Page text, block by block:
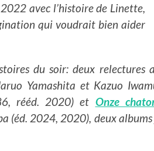
avec l’histoire de Linette,
qui voudrait bien aider
du soir: deux relectures
Yamashita et Kazuo
rééd. 2020) et Onze
(éd. 2024, 2020), deux